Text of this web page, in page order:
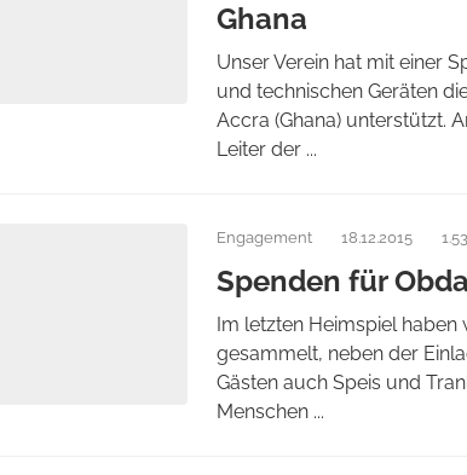
Ghana
Unser Verein hat mit einer
und technischen Geräten
Accra (Ghana) unterstützt.
Leiter der ...
Engagement 18.12.2015
Spenden für
Im letzten Heimspiel
gesammelt, neben der
Gästen auch Speis und
Menschen ...